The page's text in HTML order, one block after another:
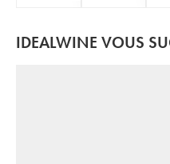
IDEALWINE VOUS